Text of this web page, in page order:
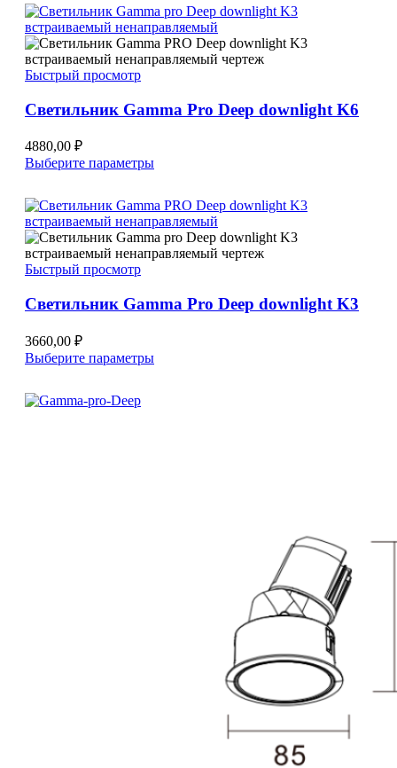
несколько
вариаций.
Опции
можно
странице
Быстрый просмотр
Светильник Gamma Pro Deep downlight K6
4880,00 ₽
Выберите параметрыЭтот
несколько
вариаций.
Опции
можно
странице
Быстрый просмотр
Светильник Gamma Pro Deep downlight K3
3660,00 ₽
Выберите параметрыЭтот